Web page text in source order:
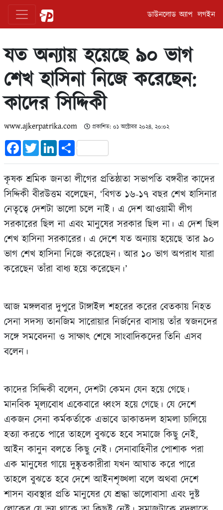
ডাউনলোড অ্যাপ লগইন
যত অন্যায় হয়েছে ৯০ ভাগ
শেখ হাসিনা নিজে করেছেন:
কাদের সিদ্দিকী
www.ajkerpatrika.com প্রকাশিত: ০১ অক্টোবর ২০২৪, ২০:০২
FacebookTwitterLinkedInShare
কৃষক শ্রমিক জনতা লীগের প্রতিষ্ঠাতা সভাপতি বঙ্গবীর কাদের
সিদ্দিকী বীরউত্তম বলেছেন, ‘বিগত ১৬-১৭ বছর শেখ হাসিনার
নেতৃত্বে দেশটা ভালো চলে নাই। এ দেশ আওয়ামী লীগ
সরকারের ছিল না এবং মানুষের সরকার ছিল না। এ দেশ ছিল
শেখ হাসিনা সরকারের। এ দেশে যত অন্যায় হয়েছে তার ৯০
ভাগ শেখ হাসিনা নিজে করেছেন। আর ১০ ভাগ অপরাধ যারা
করেছেন তাঁরা বাধ্য হয়ে করেছেন।’
আজ মঙ্গলবার দুপুরে টাঙ্গাইল শহরের করের বেতকায় নিহত
সেনা সদস্য তানজিম সারোয়ার নির্জনের বাসায় তাঁর স্বজনদের
সঙ্গে সমবেদনা ও সাক্ষাৎ শেষে সাংবাদিকদের তিনি এসব
বলেন।
কাদের সিদ্দিকী বলেন, দেশটা কেমন যেন হয়ে গেছে।
মানবিক মূল্যবোধ একেবারে ধ্বংস হয়ে গেছে। যে দেশে
একজন সেনা কর্মকর্তাকে এভাবে ডাকাতদল হামলা চালিয়ে
হত্যা করতে পারে তাহলে বুঝতে হবে সমাজে কিছু নেই,
আইন কানুন বলতে কিছু নেই। সেনাবাহিনীর পোশাক পরা
এক মানুষের গায়ে দুষ্কৃতকারীরা যখন আঘাত করে পারে
তাহলে বুঝতে হবে দেশে আইনশৃঙ্খলা বলে অথবা দেশে
শাসন ব্যবস্থার প্রতি মানুষের যে শ্রদ্ধা ভালোবাসা এবং দুষ্ট